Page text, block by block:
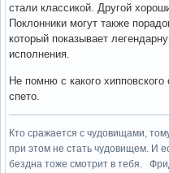
стали классикой. Другой
Поклонники могут также
который показывает
исполнения.
Не помню с какого
спето.
Кто сражается с чудовищами,
при этом не стать чудовищем. И
бездна тоже смотрит в тебя.